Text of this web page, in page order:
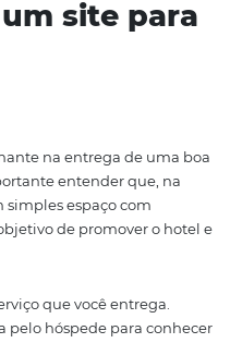
a real
um site
importante entender
um simples espaço com